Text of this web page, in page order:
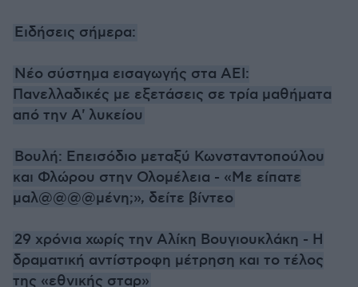
Ειδήσεις σήμερα:
Νέο σύστημα εισαγωγής στα ΑΕΙ:
Πανελλαδικές με εξετάσεις σε τρία μαθήματα
από την Α' λυκείου
Βουλή: Επεισόδιο μεταξύ Κωνσταντοπούλου
και Φλώρου στην Ολομέλεια - «Με είπατε
μαλ@@@@μένη;», δείτε βίντεο
29 χρόνια χωρίς την Αλίκη Βουγιουκλάκη - Η
δραματική αντίστροφη μέτρηση και το τέλος
της «εθνικής σταρ»